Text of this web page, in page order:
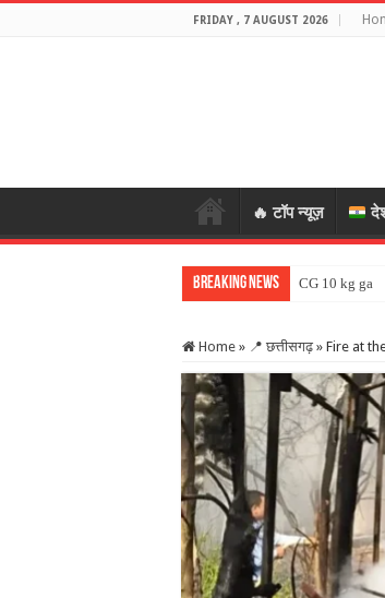
FRIDAY , 7 AUGUST 2026
🔥 टॉप न्यूज़
Breaking News CG 10 kg gas
Home » 📍 छत्तीसगढ़ » Fire at